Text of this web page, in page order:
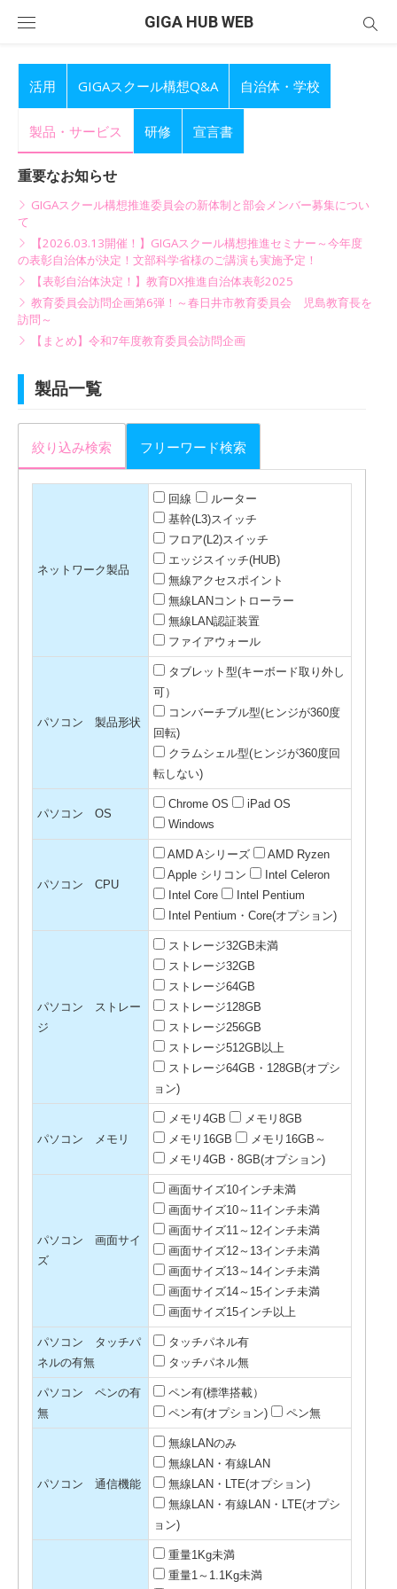
GIGA HUB WEB
活用 GIGAスクール構想Q&A 自治体・学校
製品・サービス 研修 宣言書
重要なお知らせ
GIGAスクール構想推進委員会の新体制と部会メンバー募集につい
て
【2026.03.13開催！】GIGAスクール構想推進セミナー～今年度
の表彰自治体が決定！文部科学省様のご講演も実施予定！
【表彰自治体決定！】教育DX推進自治体表彰2025
教育委員会訪問企画第6弾！～春日井市教育委員会 児島教育長を
訪問～
【まとめ】令和7年度教育委員会訪問企画
製品一覧
絞り込み検索 フリーワード検索
ネットワーク製品
回線
ルーター
基幹(L3)スイッチ
フロア(L2)スイッチ
エッジスイッチ(HUB)
無線アクセスポイント
無線LANコントローラー
無線LAN認証装置
ファイアウォール
パソコン 製品形状
タブレット型(キーボード取り外し
可）
コンバーチブル型(ヒンジが360度
回転)
クラムシェル型(ヒンジが360度回
転しない)
パソコン OS
Chrome OS
iPad OS
Windows
パソコン CPU
AMD Aシリーズ
AMD Ryzen
Apple シリコン
Intel Celeron
Intel Core
Intel Pentium
Intel Pentium・Core(オプション)
パソコン ストレー
ジ
ストレージ32GB未満
ストレージ32GB
ストレージ64GB
ストレージ128GB
ストレージ256GB
ストレージ512GB以上
ストレージ64GB・128GB(オプシ
ョン)
パソコン メモリ
メモリ4GB
メモリ8GB
メモリ16GB
メモリ16GB～
メモリ4GB・8GB(オプション)
パソコン 画面サイ
ズ
画面サイズ10インチ未満
画面サイズ10～11インチ未満
画面サイズ11～12インチ未満
画面サイズ12～13インチ未満
画面サイズ13～14インチ未満
画面サイズ14～15インチ未満
画面サイズ15インチ以上
パソコン タッチパ
ネルの有無
タッチパネル有
タッチパネル無
パソコン ペンの有
無
ペン有(標準搭載）
ペン有(オプション)
ペン無
パソコン 通信機能
無線LANのみ
無線LAN・有線LAN
無線LAN・LTE(オプション)
無線LAN・有線LAN・LTE(オプシ
ョン)
重量1Kg未満
重量1～1.1Kg未満